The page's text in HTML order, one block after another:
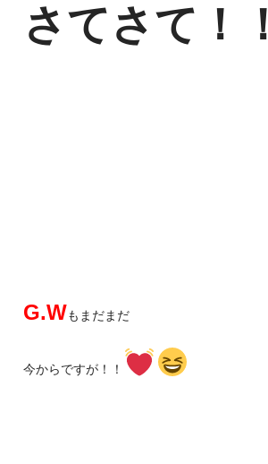
さてさて！！
G.Wもまだまだ
今からですが！！